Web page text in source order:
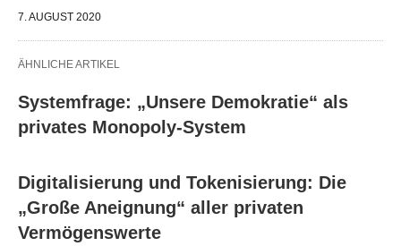
7. AUGUST 2020
ÄHNLICHE ARTIKEL
Systemfrage: „Unsere Demokratie“ als
privates Monopoly-System
Digitalisierung und Tokenisierung: Die
„Große Aneignung“ aller privaten
Vermögenswerte